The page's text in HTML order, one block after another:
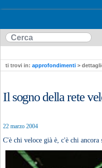
ti trovi in: approfondimenti >
Il sogno della rete
22 marzo 2004
C'è chi veloce già è, c'è chi ancora